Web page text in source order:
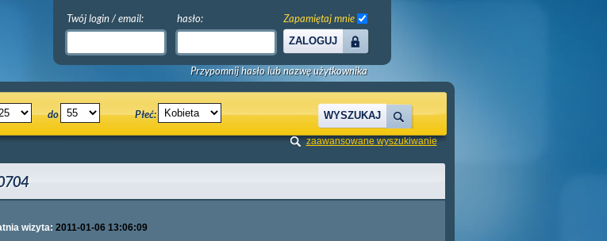
Twój login / email: hasło:
ZALOGUJ
Zapamiętaj mnie
Przypomnij hasło lub nazwę użytkownika
do Płeć: WYSZUKAJ
zaawansowane wyszukiwanie
wizyta: 2011-01-06 13:06:09